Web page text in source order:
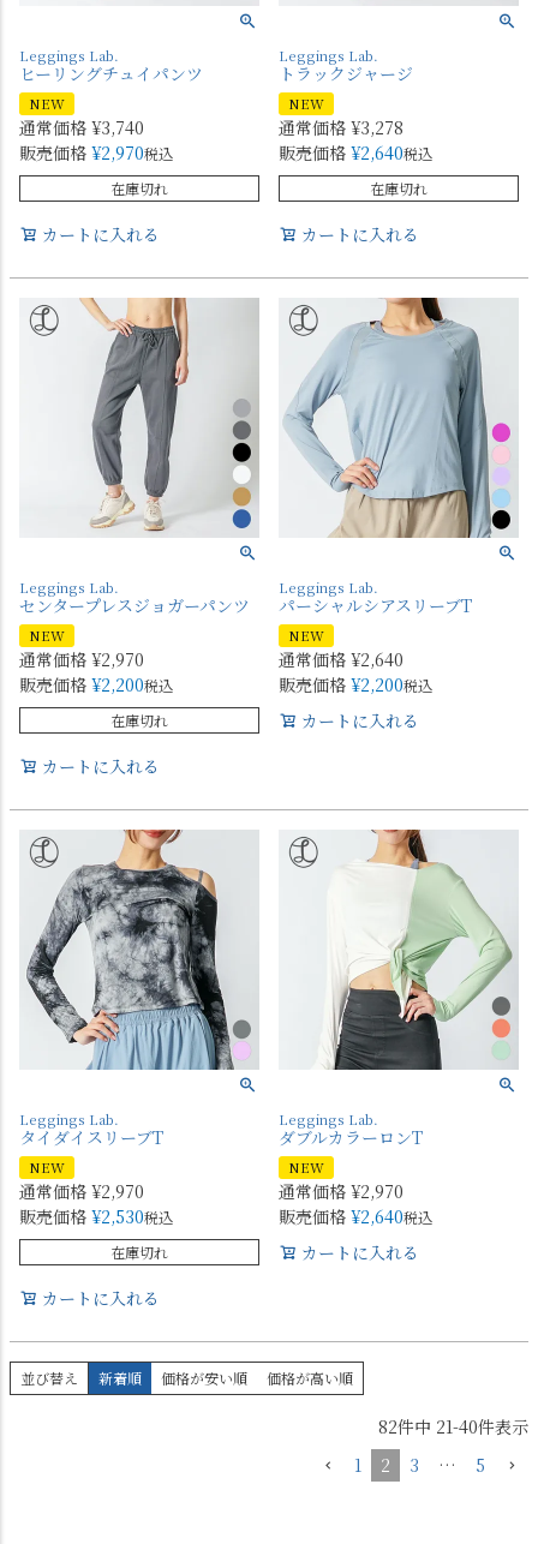
Leggings Lab.
ヒーリングチュイパンツ
NEW
通常価格 ¥3,740
販売価格 ¥2,970税込
在庫切れ
カートに入れる
Leggings Lab.
トラックジャージ
NEW
通常価格 ¥3,278
販売価格 ¥2,640税込
在庫切れ
カートに入れる
Leggings Lab.
センタープレスジョガーパンツ
NEW
通常価格 ¥2,970
販売価格 ¥2,200税込
在庫切れ
カートに入れる
Leggings Lab.
パーシャルシアスリーブT
NEW
通常価格 ¥2,640
販売価格 ¥2,200税込
カートに入れる
Leggings Lab.
タイダイスリーブT
NEW
通常価格 ¥2,970
販売価格 ¥2,530税込
在庫切れ
カートに入れる
Leggings Lab.
ダブルカラーロンT
NEW
通常価格 ¥2,970
販売価格 ¥2,640税込
カートに入れる
並び替え 新着順 価格が安い順 価格が高い順
82件中 21-40件表示
1
2 3 … 5